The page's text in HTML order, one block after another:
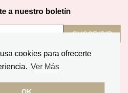
cookies para ofrecerte
Ver Más
a nuestro boletín
SUSCRIBIR
2026, Miss Coppelia